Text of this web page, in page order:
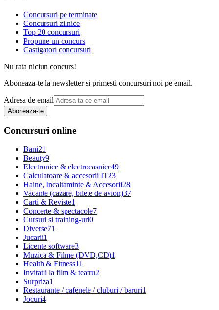
Concursuri pe terminate
Concursuri zilnice
Top 20 concursuri
Propune un concurs
Castigatori concursuri
Nu rata niciun concurs!
Aboneaza-te la newsletter si primesti concursuri noi pe email.
Adresa de email
Aboneaza-te
Concursuri online
Bani21
Beauty9
Electronice & electrocasnice49
Calculatoare & accesorii IT23
Haine, Incaltaminte & Accesorii28
Vacante (cazare, bilete de avion)37
Carti & Reviste1
Concerte & spectacole7
Cursuri si training-uri0
Diverse71
Jucarii1
Licente software3
Muzica & Filme (DVD,CD)1
Health & Fitness11
Invitatii la film & teatru2
Surpriza1
Restaurante / cafenele / cluburi / baruri1
Jocuri4